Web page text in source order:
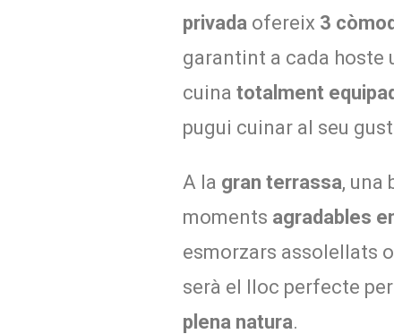
privada ofereix 3
garantint a cada hoste
cuinatotalment
pugui cuinar al seu
A la gran terrassa, una
moments agradables
esmorzars assolellats
serà el lloc perfecte
plena natura.